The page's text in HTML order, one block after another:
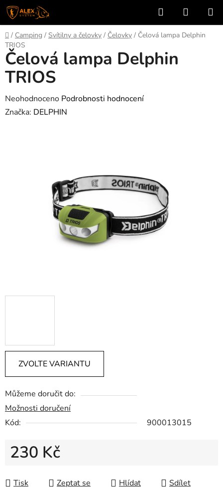
Přejít
na
obsah
Hledat
KOŠÍK
Domů
/ Camping / Svítilny a čelovky / Čelovky / Čelová lampa Delphin
TRIOS
ZVOLTE VARIANTU
Můžeme doručit do:
Možnosti doručení
Kód:
900013015
230 Kč
Tisk
Zeptat se Hlídat Sdílet
Čelová lampa Delphin
TRIOS
Průměrné
hodnocení
Neohodnoceno Podrobnosti hodnocení
Značka: DELPHIN